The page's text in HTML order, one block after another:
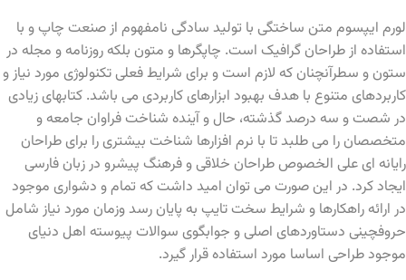
لورم ایپسوم متن ساختگی با تولید سادگی نامفهوم از صنعت چاپ و با
استفاده از طراحان گرافیک است. چاپگرها و متون بلکه روزنامه و مجله در
ستون و سطرآنچنان که لازم است و برای شرایط فعلی تکنولوژی مورد نیاز و
کاربردهای متنوع با هدف بهبود ابزارهای کاربردی می باشد. کتابهای زیادی
در شصت و سه درصد گذشته، حال و آینده شناخت فراوان جامعه و
متخصصان را می طلبد تا با نرم افزارها شناخت بیشتری را برای طراحان
رایانه ای علی الخصوص طراحان خلاقی و فرهنگ پیشرو در زبان فارسی
ایجاد کرد. در این صورت می توان امید داشت که تمام و دشواری موجود
در ارائه راهکارها و شرایط سخت تایپ به پایان رسد وزمان مورد نیاز شامل
حروفچینی دستاوردهای اصلی و جوابگوی سوالات پیوسته اهل دنیای
موجود طراحی اساسا مورد استفاده قرار گیرد.